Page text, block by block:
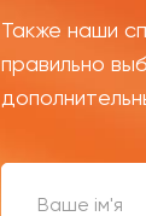
Также наши
правильно